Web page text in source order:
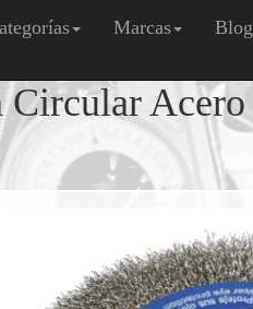
Marcas Blog
Circular